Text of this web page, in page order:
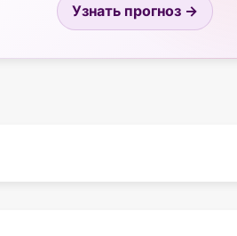
Узнать прогноз →